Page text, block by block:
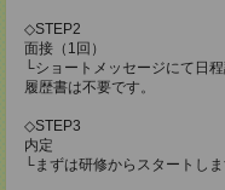
◇STEP2
面接（1回）
└ショートメッセージにて日
履歴書は不要です。
◇STEP3
内定
└まずは研修からスタートしま